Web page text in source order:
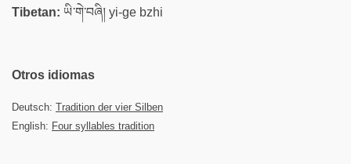
Tibetan: ཡི་གེ་བཞི། yi-ge bzhi
Otros idiomas
Deutsch: Tradition der vier Silben
English: Four syllables tradition